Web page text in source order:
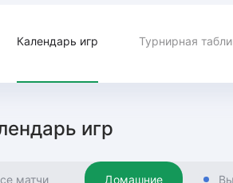
Торпедо
Динамо Мн
Динамо М
Текстовые
Календарь игр Турнирная
игр
матчи Домашние